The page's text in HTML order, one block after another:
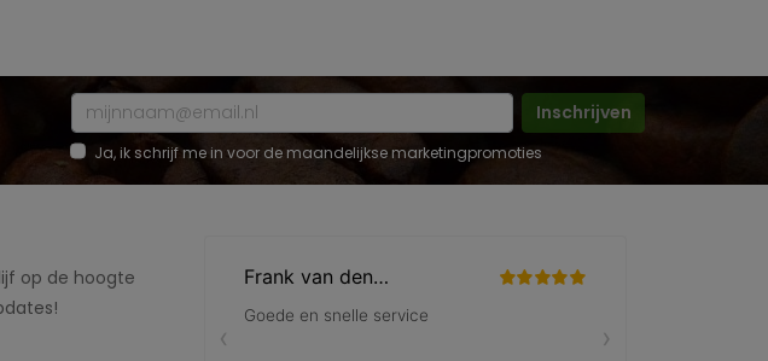
Inschrijven
Ja, ik schrijf me in voor de maandelijkse marketingpromoties
op de hoogte